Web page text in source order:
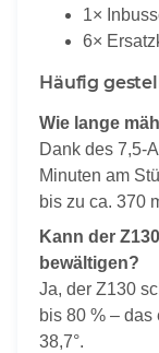
1×
6×
Häufig
Wie lange
Dank des 7,5-
Minuten am
bis zu ca. 370
Kann der
bewältigen?
Ja, der Z130
bis 80 % –
38,7°.